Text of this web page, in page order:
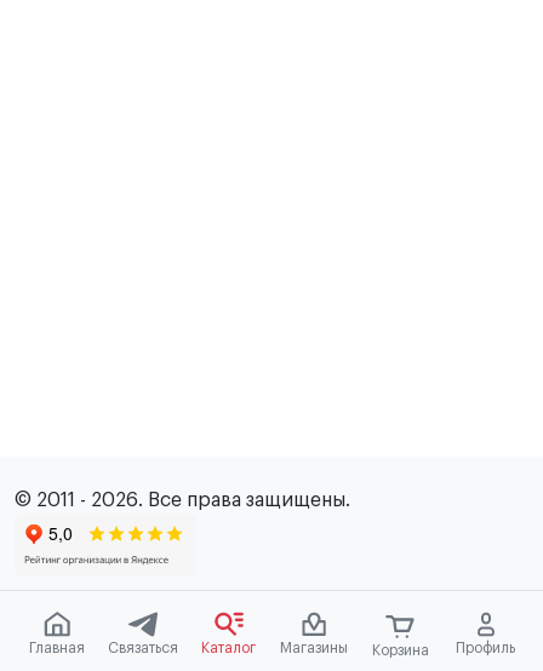
Главная Связаться Каталог Магазины Корзина Профиль
© 2011 - 2026. Все права защищены.